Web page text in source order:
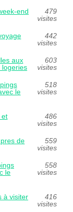
end
479
visites
442
visites
aux
logeries
603
visites
le
518
visites
et
486
visites
de
559
visites
le
558
visites
à visiter
416
visites